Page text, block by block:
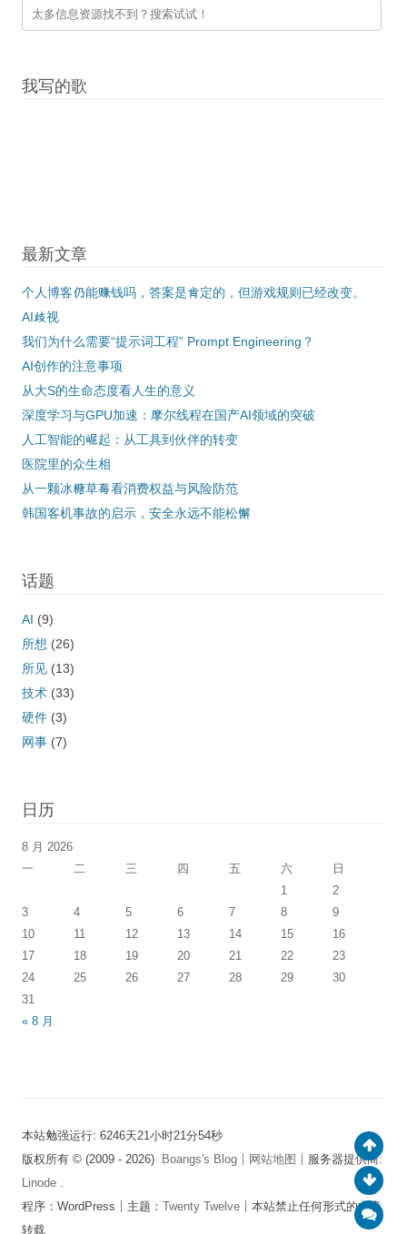
我写的歌
最新文章
个人博客仍能赚钱吗，答案是肯定的，但游戏规则已经改变。
AI歧视
我们为什么需要“提示词工程” Prompt Engineering？
AI创作的注意事项
从大S的生命态度看人生的意义
深度学习与GPU加速：摩尔线程在国产AI领域的突破
人工智能的崛起：从工具到伙伴的转变
医院里的众生相
从一颗冰糖草莓看消费权益与风险防范
韩国客机事故的启示，安全永远不能松懈
话题
AI (9)
所想 (26)
所见 (13)
技术 (33)
硬件 (3)
网事 (7)
日历
8 月 2026
一
二 三 四 五 六
日
1
2
3
4 5 6 7 8
9
10
11 12 13 14 15
16
17
18 19 20 21 22
23
24
25 26 27 28 29
30
31
« 8 月
本站勉强运行: 6246天21小时21分54秒
版权所有 © (2009 - 2026) Boangs's Blog 网站地图 │服务器提供商:
Linode
程序：WordPress│主题： Twenty Twelve │本站禁止任何形式的文章
转载